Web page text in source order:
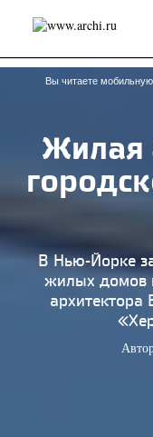
Россия Мир
Проекты
Конкурсы
send.project
Обзор
Объект
Книги
Наследие
Эко
Вы читаете
Жилая
В Нью-Йорке
жилых домов
архитектора